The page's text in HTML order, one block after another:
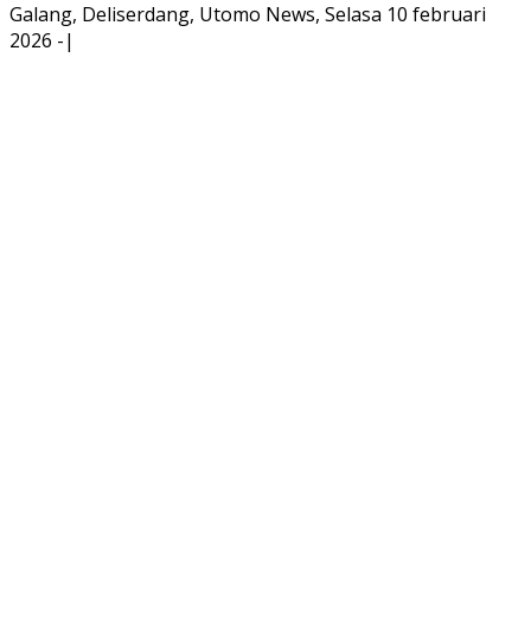
Galang, Deliserdang, Utomo News, Selasa 10 februari
2026 -|